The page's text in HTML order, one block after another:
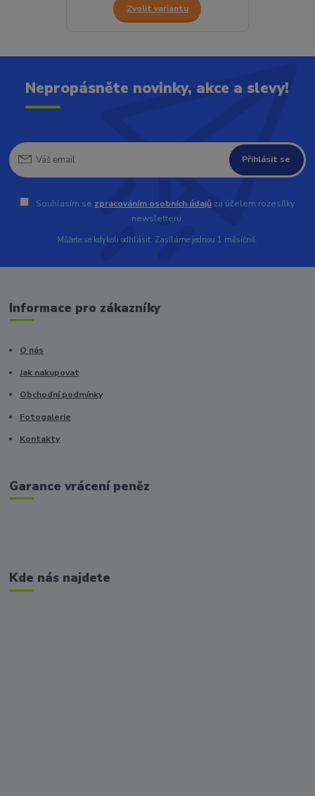
Zvolit variantu
Nepropásněte novinky, akce a slevy!
Přihlásit se
Souhlasím se zpracováním osobních údajů za účelem rozesílky
newsletteru.
Můžete se kdykoli odhlásit. Zasíláme jednou 1 měsíčně.
Informace pro zákazníky
O nás
Jak nakupovat
Obchodní podmínky
Fotogalerie
Kontakty
Garance vrácení peněz
Kde nás najdete